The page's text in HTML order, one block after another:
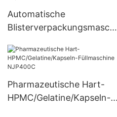
Automatische
Blisterverpackungsmaschi
UBM-150
Pharmazeutische Hart-
HPMC/Gelatine/Kapseln-